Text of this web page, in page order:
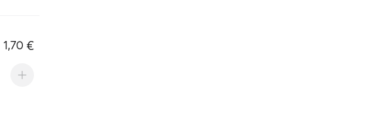
1,70 €